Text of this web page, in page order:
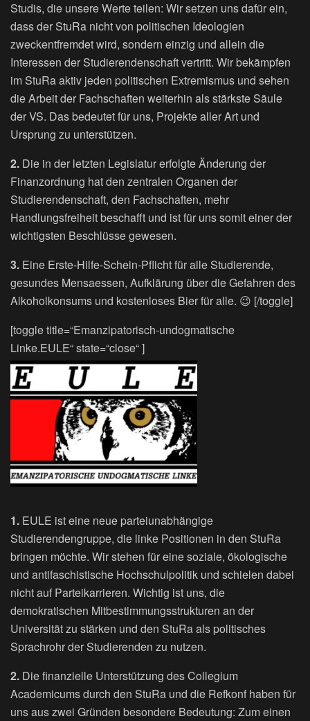
Studis, die unsere Werte teilen: Wir setzen uns dafür ein,
dass der StuRa nicht von politischen Ideologien
zweckentfremdet wird, sondern einzig und allein die
Interessen der Studierendenschaft vertritt. Wir bekämpfen
im StuRa aktiv jeden politischen Extremismus und sehen
die Arbeit der Fachschaften weiterhin als stärkste Säule
der VS. Das bedeutet für uns, Projekte aller Art und
Ursprung zu unterstützen.
2. Die in der letzten Legislatur erfolgte Änderung der
Finanzordnung hat den zentralen Organen der
Studierendenschaft, den Fachschaften, mehr
Handlungsfreiheit beschafft und ist für uns somit einer der
wichtigsten Beschlüsse gewesen.
3. Eine Erste-Hilfe-Schein-Pflicht für alle Studierende,
gesundes Mensaessen, Aufklärung über die Gefahren des
Alkoholkonsums und kostenloses Bier für alle. 😉 [/toggle]
[toggle title=“Emanzipatorisch-undogmatische
Linke.EULE“ state=“close“ ]
1. EULE ist eine neue parteiunabhängige
Studierendengruppe, die linke Positionen in den StuRa
bringen möchte. Wir stehen für eine soziale, ökologische
und antifaschistische Hochschulpolitik und schielen dabei
nicht auf Parteikarrieren. Wichtig ist uns, die
demokratischen Mitbestimmungsstrukturen an der
Universität zu stärken und den StuRa als politisches
Sprachrohr der Studierenden zu nutzen.
2. Die finanzielle Unterstützung des Collegium
Academicums durch den StuRa und die Refkonf haben für
uns aus zwei Gründen besondere Bedeutung: Zum einen